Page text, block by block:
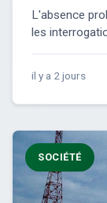
L'absence
les
il y a 2 jours
SOCIÉTÉ